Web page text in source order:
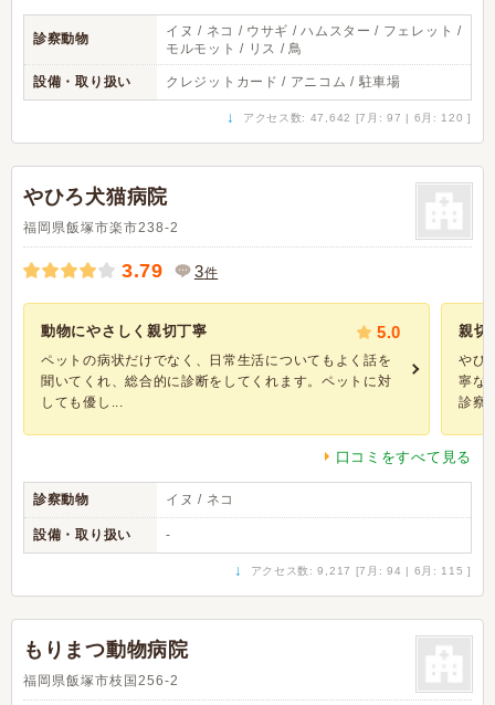
診察動物
イヌ / ネコ / ウサギ / ハムスター / フェレット /
モルモット / リス / 鳥
設備・取り扱い クレジットカード / アニコム / 駐車場
↓ アクセス数: 47,642 [7月: 97 | 6月: 120 ]
やひろ犬猫病院
福岡県飯塚市楽市238-2
3.79 3件
動物にやさしく親切丁寧 5.0
ペットの病状だけでなく、日常生活についてもよく話を
聞いてくれ、総合的に診断をしてくれます。ペットに対
しても優し...
親切
やひ
寧な
診察
口コミをすべて見る
診察動物 イヌ / ネコ
設備・取り扱い -
↓ アクセス数: 9,217 [7月: 94 | 6月: 115 ]
もりまつ動物病院
福岡県飯塚市枝国256-2